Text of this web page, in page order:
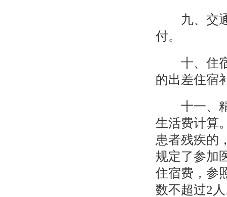
九、交通
付。
十、住宿
的出差住宿
十一、精
生活费计算
患者残疾的
规定了参加
住宿费，参
数不超过2